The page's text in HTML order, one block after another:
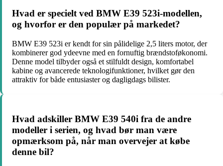
Hvad er specielt ved BMW E39 523i-modellen,
og hvorfor er den populær på markedet?
BMW E39 523i er kendt for sin pålidelige 2,5 liters motor, der
kombinerer god ydeevne med en fornuftig brændstoføkonomi.
Denne model tilbyder også et stilfuldt design, komfortabel
kabine og avancerede teknologifunktioner, hvilket gør den
attraktiv for både entusiaster og dagligdags bilister.
Hvad adskiller BMW E39 540i fra de andre
modeller i serien, og hvad bør man være
opmærksom på, når man overvejer at købe
denne bil?